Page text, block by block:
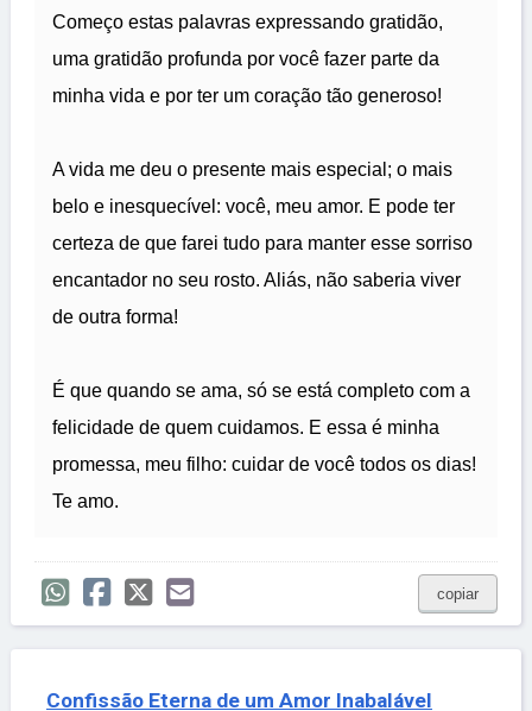
Começo estas palavras expressando gratidão,
uma gratidão profunda por você fazer parte da
minha vida e por ter um coração tão generoso!
A vida me deu o presente mais especial; o mais
belo e inesquecível: você, meu amor. E pode ter
certeza de que farei tudo para manter esse sorriso
encantador no seu rosto. Aliás, não saberia viver
de outra forma!
É que quando se ama, só se está completo com a
felicidade de quem cuidamos. E essa é minha
promessa, meu filho: cuidar de você todos os dias!
Te amo.
copiar
Confissão Eterna de um Amor Inabalável